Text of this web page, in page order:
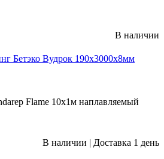
В наличии
Бетэко Вудрок 190х3000х8мм
Flame 10х1м наплавляемый
В наличии | Доставка 1 день